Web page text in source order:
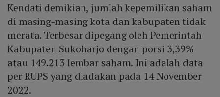
Kendati demikian, jumlah kepemilikan saham
di masing-masing kota dan kabupaten tidak
merata. Terbesar dipegang oleh Pemerintah
Kabupaten Sukoharjo dengan porsi 3,39%
atau 149.213 lembar saham. Ini adalah data
per RUPS yang diadakan pada 14 November
2022.